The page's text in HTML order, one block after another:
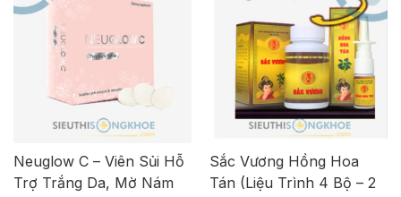
Neuglow C – Viên Sủi Hỗ
Trợ Trắng Da, Mờ Nám
Sắc Vương Hồng Hoa
Tán (Liệu Trình 4 Bộ – 2